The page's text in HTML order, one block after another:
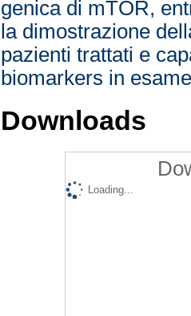
genica di mTOR,
la dimostrazione
pazienti trattati e
biomarkers in
Downloads
Loading...